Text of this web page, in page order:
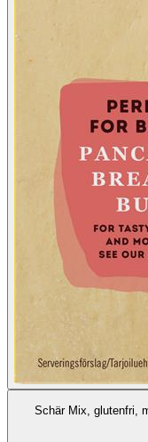
Schär Mix, glutenfri,